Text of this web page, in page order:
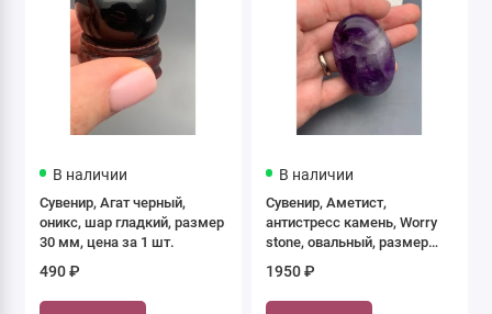
В наличии
Сувенир, Агат черный,
оникс, шар гладкий, размер
30 мм, цена за 1 шт.
490 ₽
В наличии
Сувенир, Аметист,
антистресс камень, Worry
stone, овальный, размер
цена за 1 шт.
1950 ₽